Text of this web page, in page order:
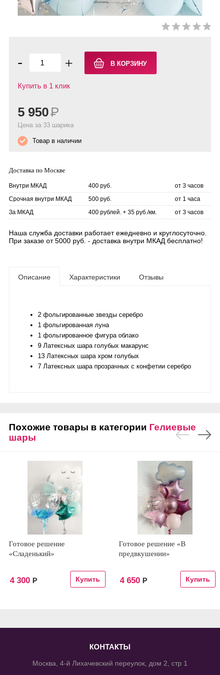
- +
Купить в 1 клик
5 950Р
Цена за 33 шарика
Товар в наличии
Доставка по Москве
Внутри МКАД 400 руб.
от 3 часов
Срочная внутри МКАД
500 руб.
от 1 часа
За МКАД
400 рублей. + 35 руб./км. от 3 часов
Наша служба доставки работает ежедневно и круглосуточно.
При заказе от 5000 руб. - доставка внутри МКАД бесплатно!
Описание Характеристики Отзывы
2 фольгированные звезды серебро
1 фольгированная луна
1 фольгированное фигура облако
9 Латексных шара голубых макарунс
13 Латексных шара хром голубых
7 Латексных шара прозрачных с конфетии серебро
Похожие товары в категории Гелиевые
шары
Готовое решение
«Сладенький»
4 300 Р
Готовое решение «В
предвкушении»
4 650 Р
КОНТАКТЫ
Москва, 4-й Лихачевский переулок, дом 2, стр 1